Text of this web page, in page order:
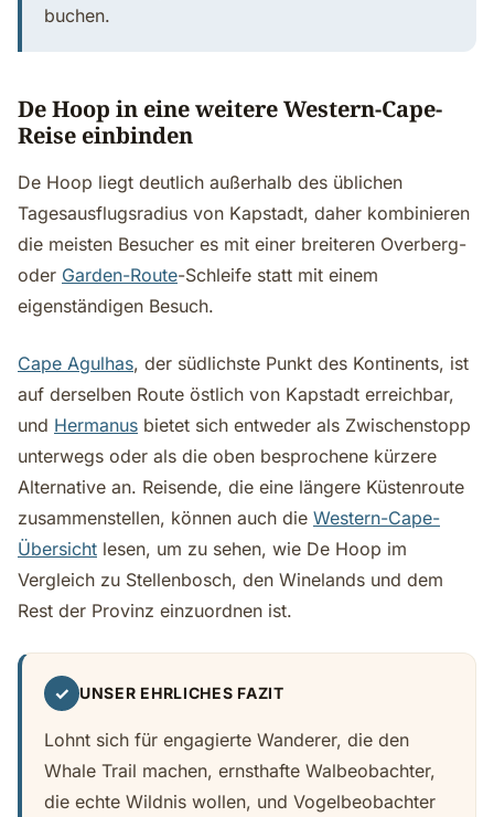
buchen.
De Hoop in eine weitere Western-Cape-
Reise einbinden
De Hoop liegt deutlich außerhalb des üblichen
Tagesausflugsradius von Kapstadt, daher kombinieren
die meisten Besucher es mit einer breiteren Overberg-
oder Garden-Route-Schleife statt mit einem
eigenständigen Besuch.
Cape Agulhas, der südlichste Punkt des Kontinents, ist
auf derselben Route östlich von Kapstadt erreichbar,
und Hermanus bietet sich entweder als Zwischenstopp
unterwegs oder als die oben besprochene kürzere
Alternative an. Reisende, die eine längere Küstenroute
zusammenstellen, können auch die Western-Cape-
Übersicht lesen, um zu sehen, wie De Hoop im
Vergleich zu Stellenbosch, den Winelands und dem
Rest der Provinz einzuordnen ist.
✓ UNSER EHRLICHES FAZIT
Lohnt sich für engagierte Wanderer, die den
Whale Trail machen, ernsthafte Walbeobachter,
die echte Wildnis wollen, und Vogelbeobachter